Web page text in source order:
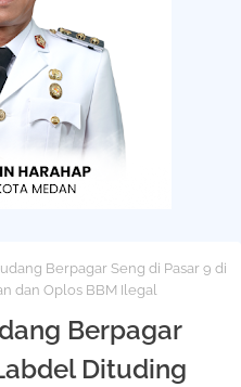
Berpagar Seng di Pasar 9 di
dan Oplos BBM Ilegal
Berpagar
Dituding